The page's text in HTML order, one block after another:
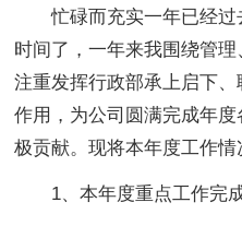
忙碌而充实一年已经
时间了，一年来我围绕管理
注重发挥行政部承上启下
作用，为公司圆满完成年
极贡献。现将本年度工作情
1、本年度重点工作完